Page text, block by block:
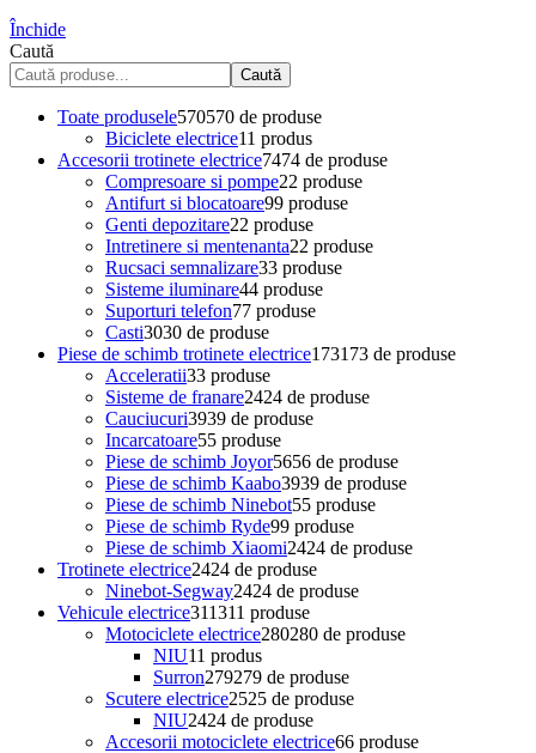
Închide
Caută
Caută
Toate produsele570570 de produse
Biciclete electrice11 produs
Accesorii trotinete electrice7474 de produse
Compresoare si pompe22 produse
Antifurt si blocatoare99 produse
Genti depozitare22 produse
Intretinere si mentenanta22 produse
Rucsaci semnalizare33 produse
Sisteme iluminare44 produse
Suporturi telefon77 produse
Casti3030 de produse
Piese de schimb trotinete electrice173173 de produse
Acceleratii33 produse
Sisteme de franare2424 de produse
Cauciucuri3939 de produse
Incarcatoare55 produse
Piese de schimb Joyor5656 de produse
Piese de schimb Kaabo3939 de produse
Piese de schimb Ninebot55 produse
Piese de schimb Ryde99 produse
Piese de schimb Xiaomi2424 de produse
Trotinete electrice2424 de produse
Ninebot-Segway2424 de produse
Vehicule electrice311311 produse
Motociclete electrice280280 de produse
NIU11 produs
Surron279279 de produse
Scutere electrice2525 de produse
NIU2424 de produse
Accesorii motociclete electrice66 produse